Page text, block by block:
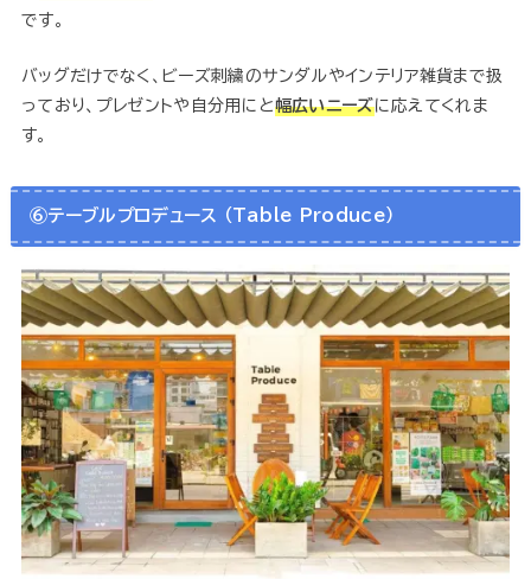
です。
バッグだけでなく、ビーズ刺繍のサンダルやインテリア雑貨まで扱
っており、プレゼントや自分用にと幅広いニーズに応えてくれま
す。
⑥テーブルプロデュース （Table Produce）